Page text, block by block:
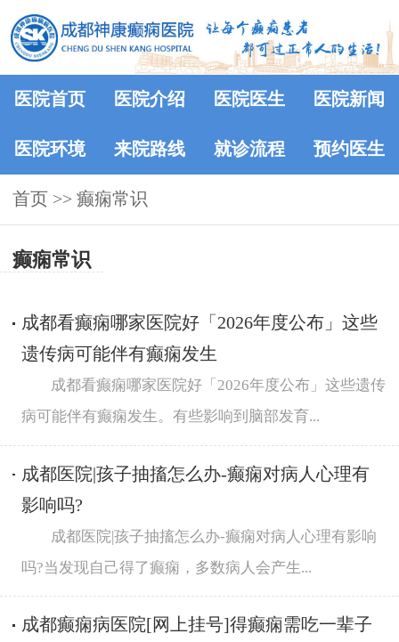
医院首页 医院介绍 医院医生 医院新闻
医院环境 来院路线 就诊流程 预约医生
首页 >> 癫痫常识
癫痫常识
成都看癫痫哪家医院好「2026年度公布」这些
遗传病可能伴有癫痫发生
成都看癫痫哪家医院好「2026年度公布」这些遗传
病可能伴有癫痫发生。有些影响到脑部发育...
成都医院|孩子抽搐怎么办-癫痫对病人心理有
影响吗?
成都医院|孩子抽搐怎么办-癫痫对病人心理有影响
吗?当发现自己得了癫痫，多数病人会产生...
成都癫痫病医院[网上挂号]得癫痫需吃一辈子